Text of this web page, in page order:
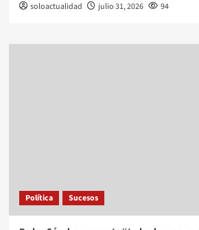
soloactualidad julio 31, 2026 94
Política Sucesos